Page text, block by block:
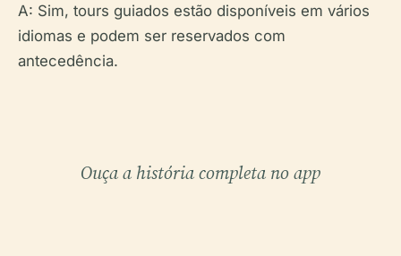
A: Sim, tours guiados estão disponíveis em vários
idiomas e podem ser reservados com
antecedência.
Ouça a história completa no app